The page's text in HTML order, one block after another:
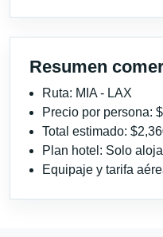
Resumen
Ruta: MIA - LAX
Precio por persona:
Total estimado:
Plan hotel: Solo
Equipaje y tarifa